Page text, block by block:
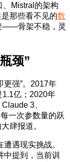
Mistral的架构
那些看不见的数
——骨架不稳，灵
颈”
更强”。2017年
1.1亿；2020年
3、
一次参数量的跃
肆报道。
遇现实挑战。
提到，当前训